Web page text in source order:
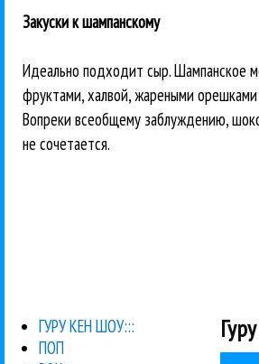
Закуски к шампанскому
Идеально подходит сыр. Шампанское
фруктами, халвой, жареными
Вопреки всеобщему заблуждению,
не сочетается.
ГУРУ КЕН ШОУ:::
ПОП